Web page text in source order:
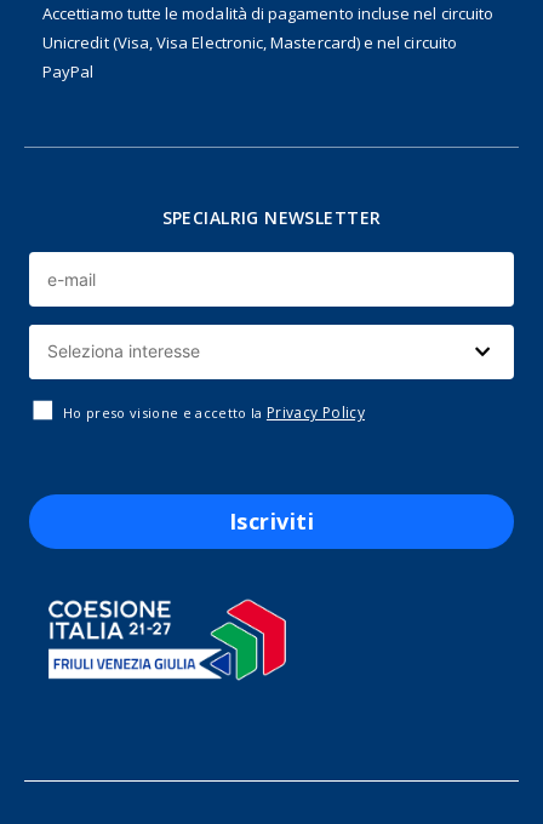
Accettiamo tutte le modalità di pagamento incluse nel circuito
Unicredit (Visa, Visa Electronic, Mastercard) e nel circuito
PayPal
SPECIALRIG NEWSLETTER
Ho preso visione e accetto la Privacy Policy
Iscriviti